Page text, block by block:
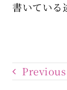
書いている
Previous